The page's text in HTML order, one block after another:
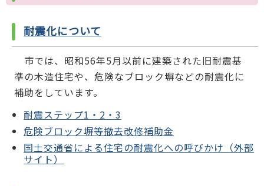
耐震化について
市では、昭和56年5月以前に建築された旧耐震基
準の木造住宅や、危険なブロック塀などの耐震化に
補助をしています。
耐震ステップ1・2・3
危険ブロック塀等撤去改修補助金
国土交通省による住宅の耐震化への呼びかけ（外部
サイト）